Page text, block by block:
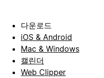
다운로드
iOS & Android
Mac & Windows
캘린더
Web Clipper